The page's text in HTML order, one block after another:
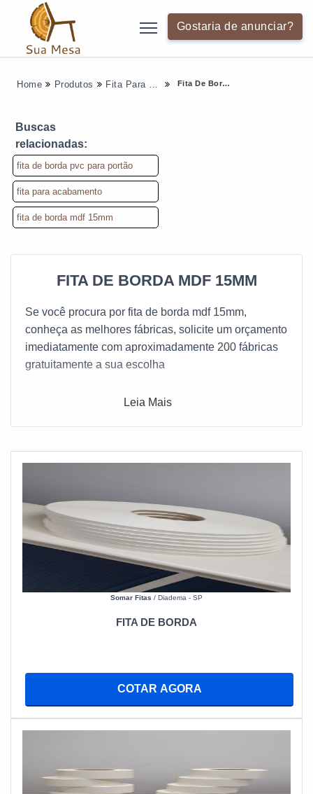
Gostaria de anunciar?
Home Produtos Fita Para Moveis - Categoria Fita De Borda Mdf 15mm
Buscas
relacionadas:
fita de borda pvc para portão
fita para acabamento
fita de borda mdf 15mm
FITA DE BORDA MDF 15MM
Se você procura por fita de borda mdf 15mm,
conheça as melhores fábricas, solicite um orçamento
imediatamente com aproximadamente 200 fábricas
gratuitamente a sua escolha
Leia Mais
Somar Fitas / Diadema - SP
FITA DE BORDA
COTAR AGORA